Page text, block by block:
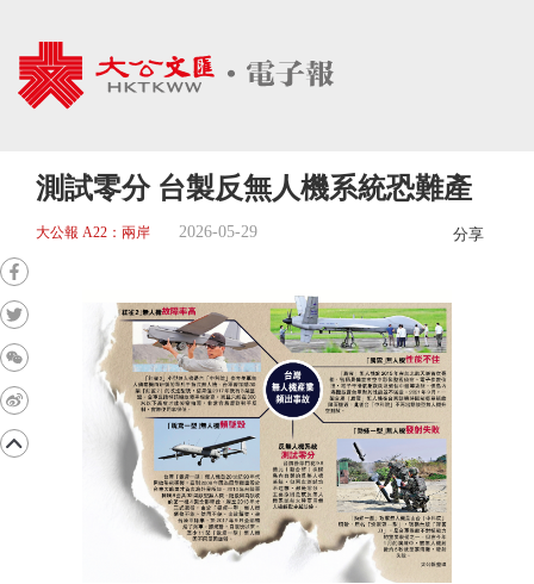
測試零分 台製反無人機系統恐難產
大公報 A22：兩岸 2026-05-29 分享